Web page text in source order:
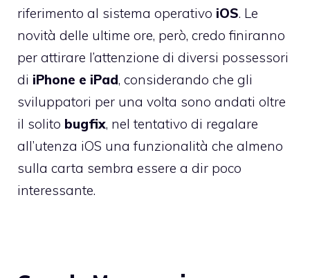
riferimento al sistema operativo iOS. Le
novità delle ultime ore, però, credo finiranno
per attirare l’attenzione di diversi possessori
di iPhone e iPad, considerando che gli
sviluppatori per una volta sono andati oltre
il solito bugfix, nel tentativo di regalare
all’utenza iOS una funzionalità che almeno
sulla carta sembra essere a dir poco
interessante.